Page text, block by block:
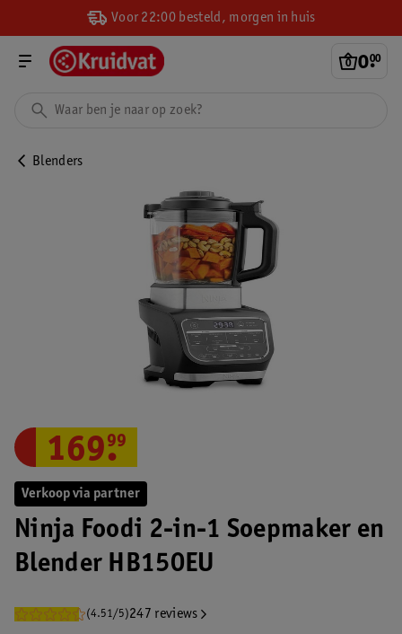
Voor 22:00 besteld, morgen in huis
0.
00
Blenders
Verkoop via partner
Ninja Foodi 2-in-1 Soepmaker en
Blender HB150EU
(4.51/5)247 reviews
169.
99